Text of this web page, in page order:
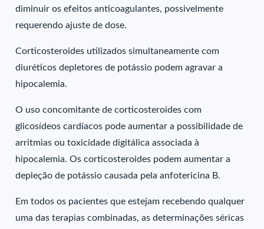
diminuir os efeitos anticoagulantes, possivelmente
requerendo ajuste de dose.
Corticosteroides utilizados simultaneamente com
diuréticos depletores de potássio podem agravar a
hipocalemia.
O uso concomitante de corticosteroides com
glicosídeos cardíacos pode aumentar a possibilidade de
arritmias ou toxicidade digitálica associada à
hipocalemia. Os corticosteroides podem aumentar a
depleção de potássio causada pela anfotericina B.
Em todos os pacientes que estejam recebendo qualquer
uma das terapias combinadas, as determinações séricas